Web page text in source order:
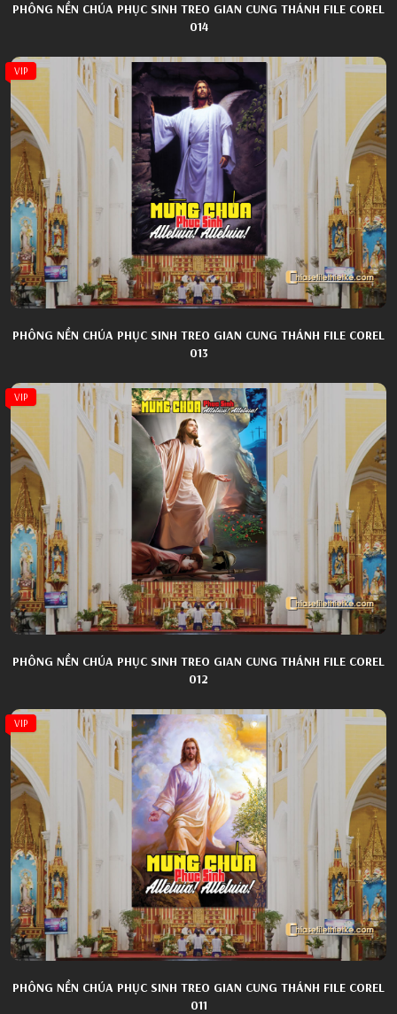
PHÔNG NỀN CHÚA PHỤC SINH TREO GIAN CUNG THÁNH FILE COREL
014
VIP
PHÔNG NỀN CHÚA PHỤC SINH TREO GIAN CUNG THÁNH FILE COREL
013
VIP
PHÔNG NỀN CHÚA PHỤC SINH TREO GIAN CUNG THÁNH FILE COREL
012
VIP
PHÔNG NỀN CHÚA PHỤC SINH TREO GIAN CUNG THÁNH FILE COREL
011